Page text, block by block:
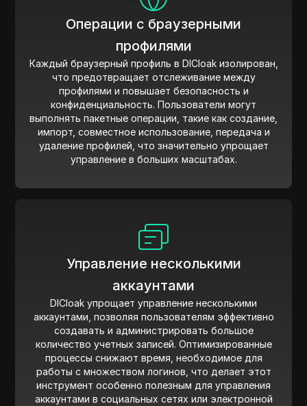
Операции с браузерными
профилями
Каждый браузерный профиль в DICloak изолирован,
что предотвращает отслеживание между
профилями и повышает безопасность и
конфиденциальность. Пользователи могут
выполнять пакетные операции, такие как создание,
импорт, совместное использование, передача и
удаление профилей, что значительно упрощает
управление в больших масштабах.
Управление несколькими
аккаунтами
DICloak упрощает управление несколькими
аккаунтами, позволяя пользователям эффективно
создавать и администрировать большое
количество учетных записей. Оптимизированные
процессы снижают время, необходимое для
работы с множеством логинов, что делает этот
инструмент особенно полезным для управления
аккаунтами в социальных сетях или электронной